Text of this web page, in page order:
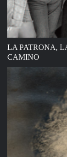
LA PATRONA,
CAMINO